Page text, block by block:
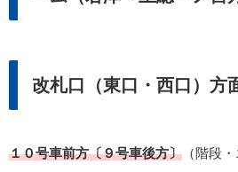
改札口（東口・西口）方
１０号車前方〔９号車後方〕 （階段